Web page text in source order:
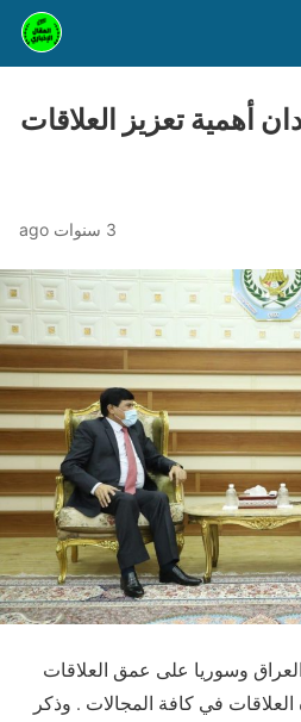
أهمية تعزيز العلاقات
3 سنوات ago
أ/ أكد العراق وسوريا على عمق العلاقات
العلاقات في كافة المجالات . وذكر